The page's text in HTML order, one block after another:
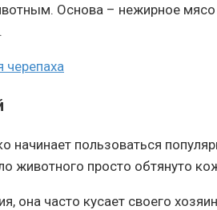
Основа – нежирное
начинает пользоваться
животного просто обтянуто
она часто кусает своего